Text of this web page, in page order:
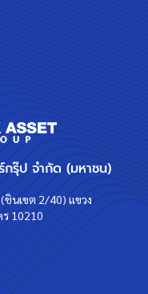
รุ๊ป จำกัด (มหาชน)
ชินเขต 2/40) แขวง
10210